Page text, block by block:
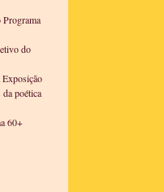
do
Exposição
poética
60+